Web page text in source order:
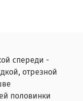
спереди -
отрезной
половинки